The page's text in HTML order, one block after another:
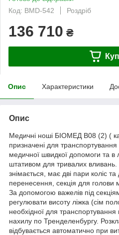
Код: BMD-542
Роздріб
136 710 ₴
Опис Характеристики
Опис
Медичні ноші БІОМЕД В08 (2) (
призначені для транспортування
медичної швидкої допомоги та в
штативом для тривалих
знімається, має дві пари коліс та
перенесення, секція для голови
За допомогою важелів під
регулювати висоту ліжка (сім
необхідної для
нахилу по Тренделенбургу.
відбувається автоматично при